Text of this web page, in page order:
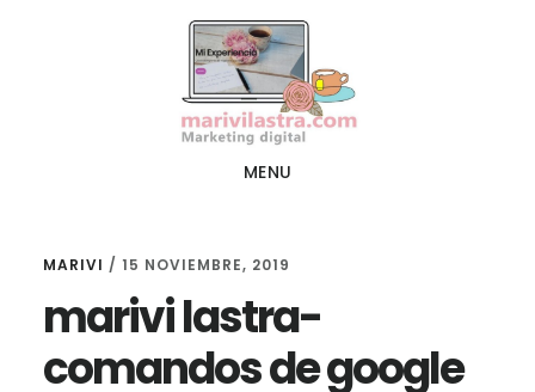
MENU
MARIVI / 15 NOVIEMBRE, 2019
marivi lastra-
comandos de google